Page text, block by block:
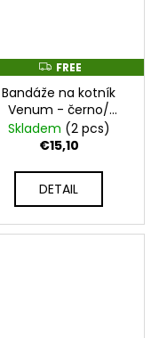
F
R
E
FREE
Bandáže na kotník
Venum - černo/
červené - VENUM-
0173-100_NEW
Skladem (2 pcs)
€15,10
DETAIL